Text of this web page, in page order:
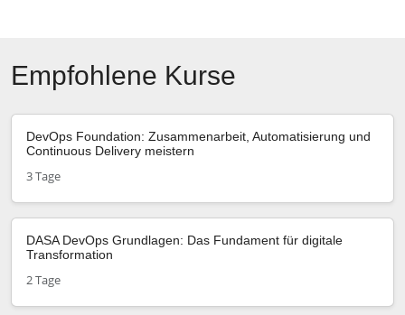
Empfohlene Kurse
DevOps Foundation: Zusammenarbeit, Automatisierung und
Continuous Delivery meistern
3 Tage
DASA DevOps Grundlagen: Das Fundament für digitale
Transformation
2 Tage